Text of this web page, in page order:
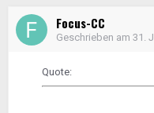
Focus-CC
Geschrieben am 31.
Quote: